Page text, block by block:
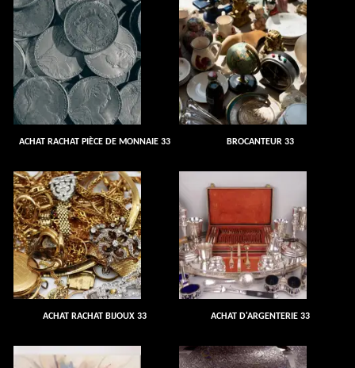
ACHAT RACHAT PIÈCE DE MONNAIE 33 BROCANTEUR 33
ACHAT RACHAT BIJOUX 33 ACHAT D'ARGENTERIE 33